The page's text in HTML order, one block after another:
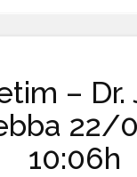
– Dr.
22/
10:06h